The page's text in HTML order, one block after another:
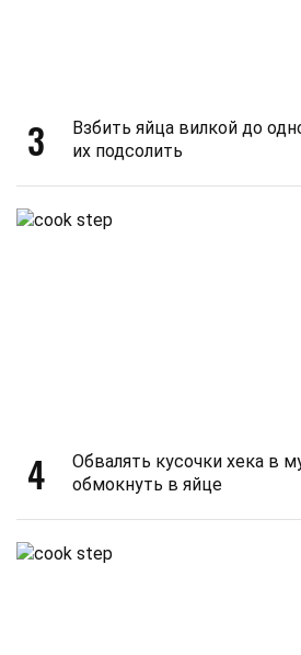
3
Взбить яйца вилкой до
их подсолить
4
Обвалять кусочки хека в
обмокнуть в яйце